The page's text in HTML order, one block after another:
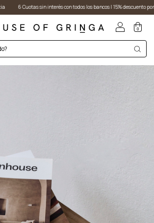
Cuotas sin interés con todos los bancos I 15% descuento por
0